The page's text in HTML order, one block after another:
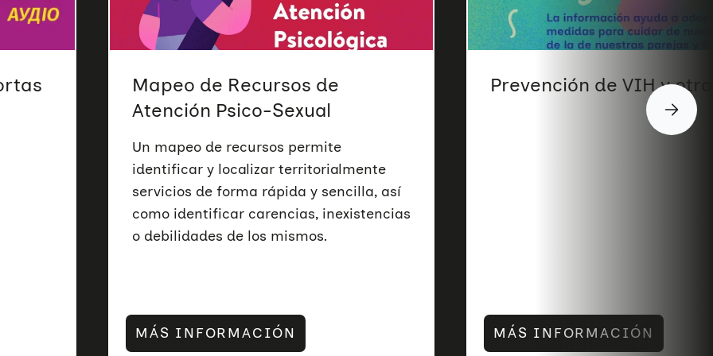
Mapeo de Recursos de
Atención Psico-Sexual
Un mapeo de recursos permite
identificar y localizar territorialmente
servicios de forma rápida y sencilla, así
como identificar carencias, inexistencias
o debilidades de los mismos.
MÁS INFORMACIÓN
Prevención de VIH y
MÁS INFORMACIÓN